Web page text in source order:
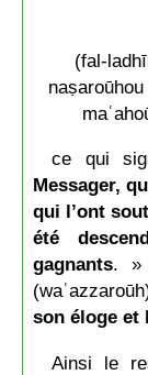
(fal-
ce qui
Messager,
qui l’ont
été
gagnants. »
son éloge et
Ainsi le